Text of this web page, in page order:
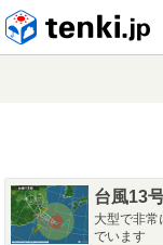
台風13
大型で非
でいます